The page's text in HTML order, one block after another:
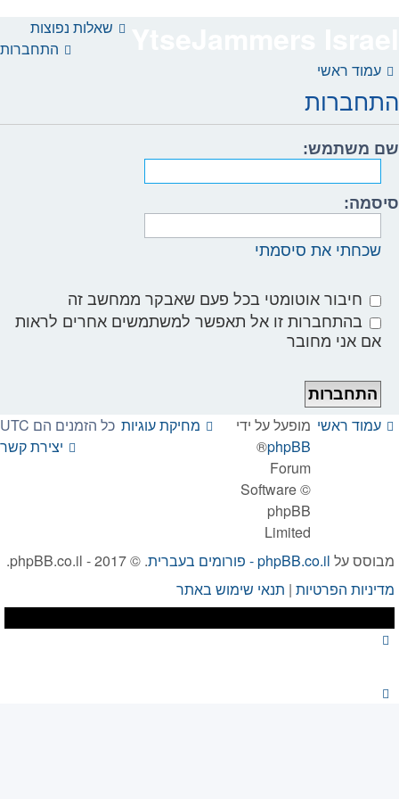
שאלות נפוצות
התחברות
עמוד ראשי
התחברות
שם משתמש:
סיסמה:
שכחתי את סיסמתי
חיבור אוטומטי בכל פעם שאבקר ממחשב זה
בהתחברות זו אל תאפשר למשתמשים אחרים לראות
אם אני מחובר
עמוד ראשי כל הזמנים הם UTC
מחיקת עוגיות
יצירת קשר
מופעל על ידי
phpBB
®
Forum
Software ©
phpBB
Limited
מבוסס על phpBB.co.il - פורומים בעברית
. © 2017 - phpBB.co.il.
מדיניות הפרטיות | תנאי שימוש באתר